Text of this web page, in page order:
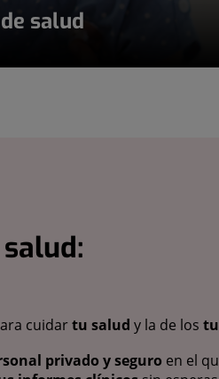
salud
cuidartu salud y la de los
privado y seguro en el